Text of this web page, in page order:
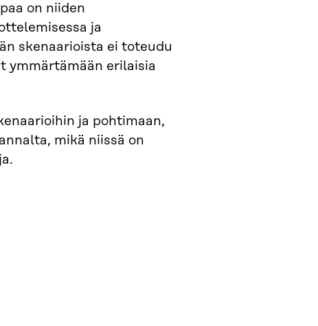
on niiden
ja
skenaarioista ei toteudu
ymmärtämään erilaisia
ja pohtimaan,
mikä niissä on